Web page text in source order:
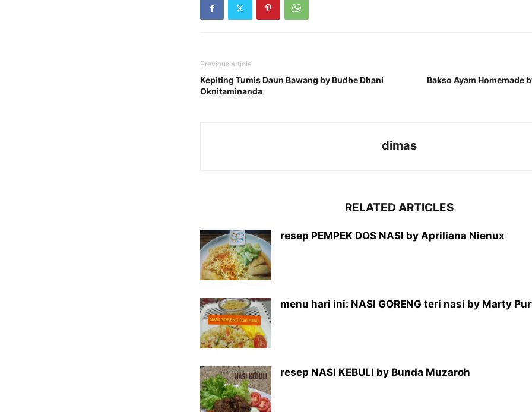
Previous article
Kepiting Tumis Daun Bawang by Budhe Dhani
Oknitaminanda
Bakso Ayam Homemade
dimas
RELATED ARTICLES
resep PEMPEK DOS NASI by Apriliana Nienux
menu hari ini: NASI GORENG teri nasi by Marty
resep NASI KEBULI by Bunda Muzaroh